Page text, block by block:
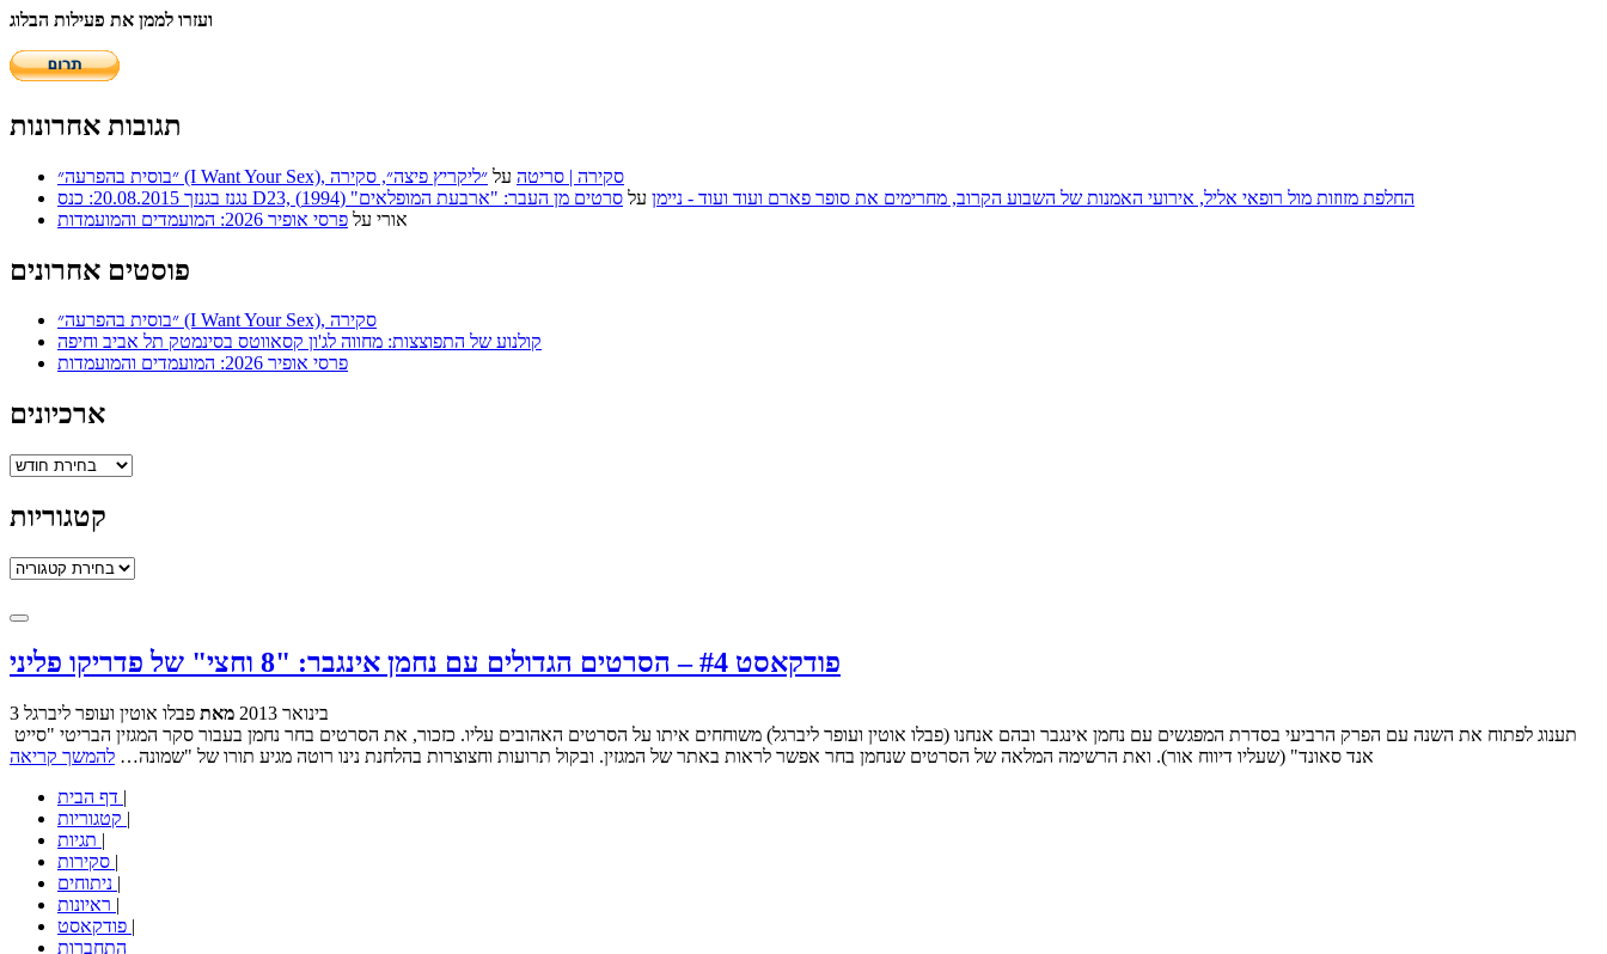
ועזרו לממן את פעילות הבלוג
תגובות אחרונות
״בוסית בהפרעה״ (I Want Your Sex), סקירה | סריטה על ״ליקריץ פיצה״, סקירה
נגנז בגנזך 20.08.2015: כנס D23, החלפת מזוזות מול רופאי אליל, אירועי האמנות של השבוע הקרוב, מחרימים את סופר פארם ועוד ועוד - ניימן על סרטים מן העבר: "ארבעת המופלאים" (1994)
אורי על פרסי אופיר 2026: המועמדים והמועמדות
פוסטים אחרונים
״בוסית בהפרעה״ (I Want Your Sex), סקירה
קולנוע של התפוצצות: מחווה לג'ון קסאווטס בסינמטק תל אביב וחיפה
פרסי אופיר 2026: המועמדים והמועמדות
ארכיונים
ארכיונים
קטגוריות
קטגוריות
פודקאסט #4 – הסרטים הגדולים עם נחמן אינגבר: "8 וחצי" של פדריקו פליני
3 בינואר 2013 מאת פבלו אוטין ועופר ליברגל
אנד סאונד" (שעליו דיווח אור). ואת הרשימה המלאה של הסרטים שנחמן בחר אפשר לראות באתר של המגזין. ובקול תרועות וחצוצרות בהלחנת נינו רוטה מגיע תורו של "שמונה… להמשך קריאה
|
|
|
|
|
|
|
התחברות